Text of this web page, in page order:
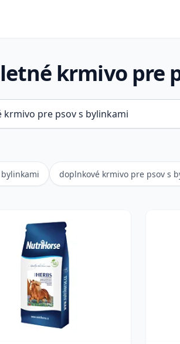
krmivo pre
doplnkové krmivo pre psov s